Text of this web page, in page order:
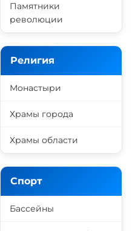
Памятники
революции
Религия
Монастыри
Храмы города
Храмы области
Спорт
Бассейны